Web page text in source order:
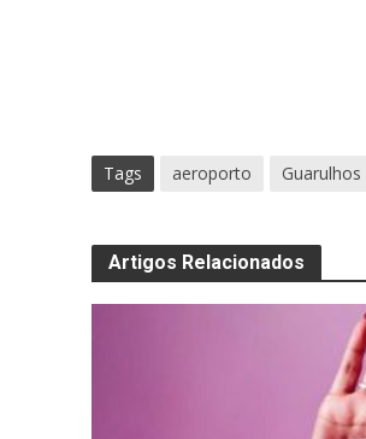
Tags aeroporto Guarulhos
Artigos Relacionados